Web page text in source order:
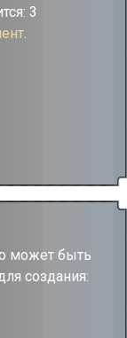
3
может быть
создания: